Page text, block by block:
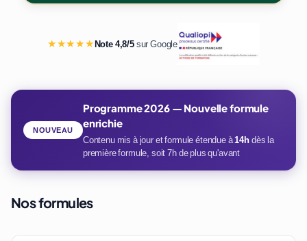
★★★★★Note 4,8/5sur Google
Programme 2026 — Nouvelle formule
enrichie
Contenu mis à jour et formule étendue à14hdès la
première formule, soit 7h de plus qu'avant
NOUVEAU
Nos formules